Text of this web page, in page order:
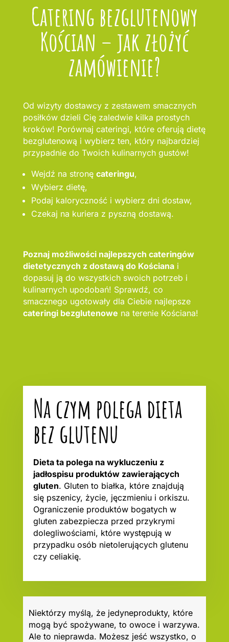
Catering bezglutenowy
Kościan – jak złożyć
zamówienie?
Od wizyty dostawcy z zestawem smacznych
posiłków dzieli Cię zaledwie kilka prostych
kroków! Porównaj cateringi, które oferują dietę
bezglutenową i wybierz ten, który najbardziej
przypadnie do Twoich kulinarnych gustów!
Wejdź na stronę cateringu,
Wybierz dietę,
Podaj kaloryczność i wybierz dni dostaw,
Czekaj na kuriera z pyszną dostawą.
Poznaj możliwości najlepszych cateringów
dietetycznych z dostawą do Kościanai
dopasuj ją do wszystkich swoich potrzeb i
kulinarnych upodobań! Sprawdź, co
smacznego ugotowały dla Ciebie najlepsze
cateringi bezglutenowe na terenie Kościana!
Na czym polega dieta
bez glutenu
Dieta ta polega na wykluczeniu z
jadłospisu produktów zawierających
gluten. Gluten to białka, które znajdują
się pszenicy, życie, jęczmieniu i orkiszu.
Ograniczenie produktów bogatych w
gluten zabezpiecza przed przykrymi
dolegliwościami, które występują w
przypadku osób nietolerujących glutenu
czy celiakię.
Niektórzy myślą, że jedyneprodukty, które
mogą być spożywane, to owoce i warzywa.
Ale to nieprawda. Możesz jeść wszystko, o